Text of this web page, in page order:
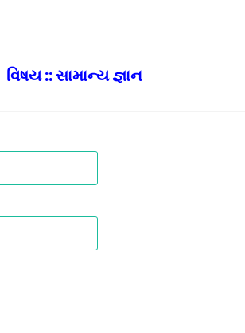
વિષય :: સામાન્ય જ્ઞાન